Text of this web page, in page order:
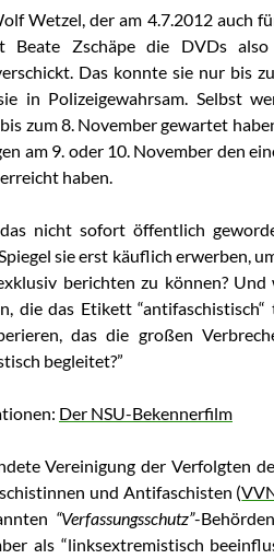
Wetzel, der am 4.7.2012 auch
Beate Zschäpe die DVDs
Das konnte sie nur bis
in Polizeigewahrsam. Selbst
zum 8. November gewartet
am 9. oder 10. November den
haben.
nicht sofort öffentlich
sie erst käuflich erwerben,
berichten zu können?
die das Etikett
das die großen
begleitet?”
Der NSU-Bekennerfilm
Vereinigung der Verfolgten
und Antifaschisten (
“Verfassungsschutz”-
als “linksextremistisch